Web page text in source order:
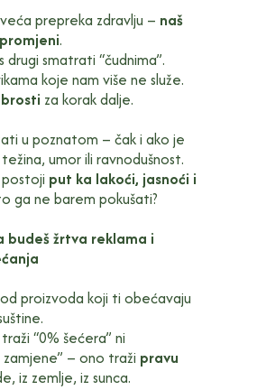
prepreka zdravlju – naš
.
drugi smatrati “čudnima”.
koje nam više ne služe.
za korak dalje.
u poznatom – čak i ako je
umor ili ravnodušnost.
put ka lakoći, jasnoći i
ga ne barem pokušati?
budeš žrtva reklama i
od proizvoda koji ti obećavaju
“0% šećera” ni
zamjene” – ono traži pravu
iz zemlje, iz sunca.